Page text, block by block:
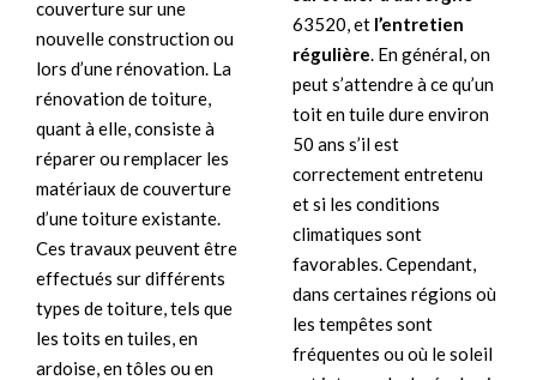
couverture sur une
nouvelle construction ou
lors d’une rénovation. La
rénovation de toiture,
quant à elle, consiste à
réparer ou remplacer les
matériaux de couverture
d’une toiture existante.
Ces travaux peuvent être
effectués sur différents
types de toiture, tels que
les toits en tuiles, en
ardoise, en tôles ou en
63520, et l’entretien
régulière. En général, on
peut s’attendre à ce qu’un
toit en tuile dure environ
50 ans s’il est
correctement entretenu
et si les conditions
climatiques sont
favorables. Cependant,
dans certaines régions où
les tempêtes sont
fréquentes ou où le soleil